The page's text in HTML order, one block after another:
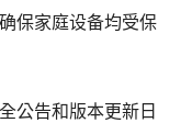
保家庭设备均受保
公告和版本更新日